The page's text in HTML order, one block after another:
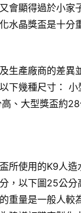
會顯得過於小家
水晶獎盃是十分
生產廠商的差異
下幾種尺寸：
、大型獎盃約
所使用的K9人造
，以下圖25公分
重量是一般人較